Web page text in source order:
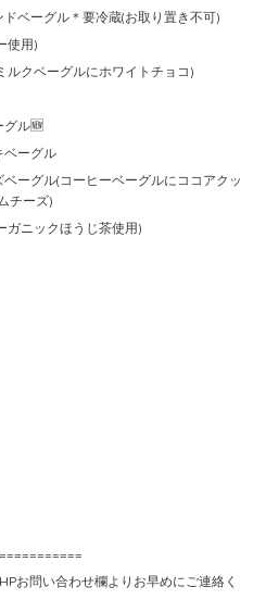
ベーグル＊要冷蔵(お取り置き不可)
使用)
ルクベーグルにホワイトチョコ)
グル🆕
ベーグル
ーグル(コーヒーベーグルにココアクッ
チーズ)
ガニックほうじ茶使用)
お問い合わせ欄よりお早めにご連絡く